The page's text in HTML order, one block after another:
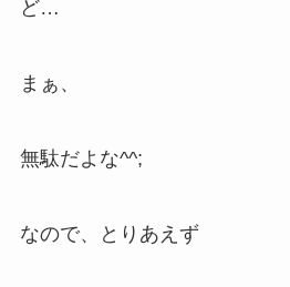
ど…
まぁ、
無駄だよな^^;
なので、とりあえず